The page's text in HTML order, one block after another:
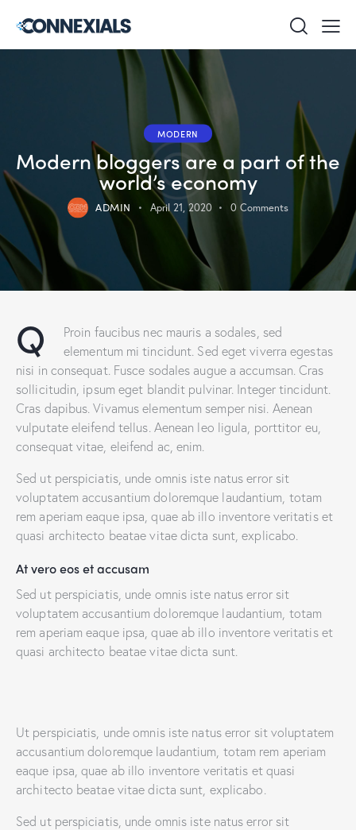
MODERN
Modern bloggers are a part of the
world’s economy
ADMIN April 21, 2020 0 Comments
Q
Proin faucibus nec mauris a sodales, sed
elementum mi tincidunt. Sed eget viverra egestas
nisi in consequat. Fusce sodales augue a accumsan. Cras
sollicitudin, ipsum eget blandit pulvinar. Integer tincidunt.
Cras dapibus. Vivamus elementum semper nisi. Aenean
vulputate eleifend tellus. Aenean leo ligula, porttitor eu,
consequat vitae, eleifend ac, enim.
Sed ut perspiciatis, unde omnis iste natus error sit
voluptatem accusantium doloremque laudantium, totam
rem aperiam eaque ipsa, quae ab illo inventore veritatis et
quasi architecto beatae vitae dicta sunt, explicabo.
At vero eos et accusam
Sed ut perspiciatis, unde omnis iste natus error sit
voluptatem accusantium doloremque laudantium, totam
rem aperiam eaque ipsa, quae ab illo inventore veritatis et
quasi architecto beatae vitae dicta sunt.
Ut perspiciatis, unde omnis iste natus error sit voluptatem
accusantium doloremque laudantium, totam rem aperiam
eaque ipsa, quae ab illo inventore veritatis et quasi
architecto beatae vitae dicta sunt, explicabo.
Sed ut perspiciatis, unde omnis iste natus error sit